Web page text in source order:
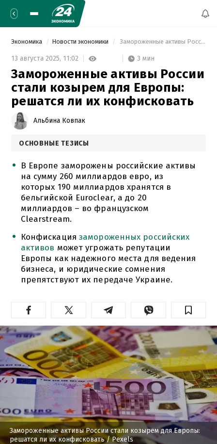
Экономика Новости экономики Замороженные активы России стали козырем для Европы: решатся ли их конфисковать
13 августа 2025, 11:02 3 мин
Замороженные активы России
стали козырем для Европы:
решатся ли их конфисковать
Альбина Ковпак
ОСНОВНЫЕ ТЕЗИСЫ
В Европе заморожены российские активы
на сумму 260 миллиардов евро, из
которых 190 миллиардов хранятся в
бельгийской Euroclear, а до 20
миллиардов – во французском
Clearstream.
Конфискация замороженных российских
активов может угрожать репутации
Европы как надежного места для ведения
бизнеса, и юридические сомнения
препятствуют их передаче Украине.
Замороженные активы России стали козырем для Европы:
решатся ли их конфисковать/ Pexels